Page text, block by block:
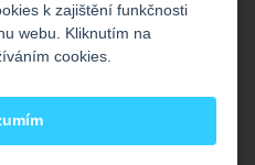
k zajištění funkčnosti
webu. Kliknutím na
cookies.